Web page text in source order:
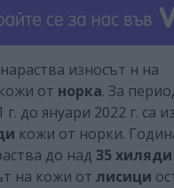
износът н на
от норка. За
до януари 2022 г. са
кожи от норки.
до над 35 хиляди
на кожи от лисици